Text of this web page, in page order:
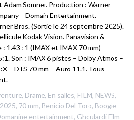
Adam Somner. Production : Warner
– Domain Entertainment.
Bros. (Sortie le 24 septembre 2025).
Kodak Vision. Panavision &
1.43 : 1 (IMAX et IMAX 70 mm) –
Son : IMAX 6 pistes – Dolby Atmos –
– DTS 70 mm – Auro 11.1. Tous
, Drame, En salles, FILM, NEWS,
2025, 70 mm, Benicio Del Toro, Boogie
entertainment, Ghoulardi Film